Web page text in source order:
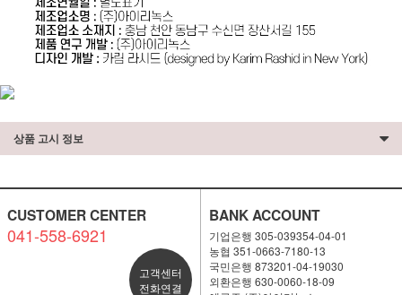
상품 고시 정보
CUSTOMER CENTER
041-558-6921
고객센터
전화연결
BANK ACCOUNT
기업은행 305-039354-04-01
농협 351-0663-7180-13
국민은행 873201-04-19030
외환은행 630-0060-18-09